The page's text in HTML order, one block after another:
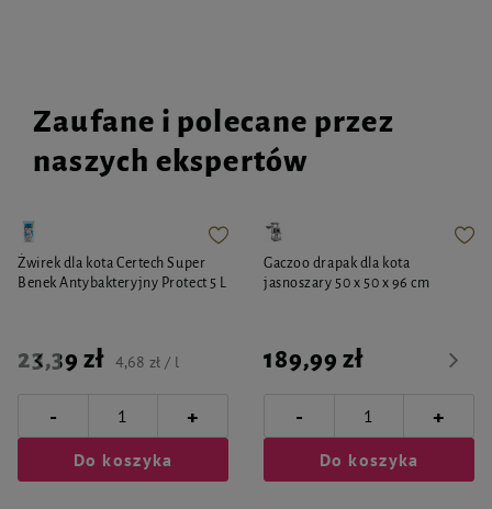
Zaufane i polecane przez
naszych ekspertów
Żwirek dla kota Certech Super
Benek Antybakteryjny Protect 5 L
23,39 zł 4,68 zł / l
- +
Do koszyka
Gaczoo drapak dla kota
jasnoszary 50 x 50 x 96 cm
189,99 zł
- +
Do koszyka